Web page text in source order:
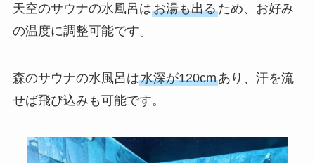
天空のサウナの水風呂はお湯も出るため、お好み
の温度に調整可能です。
森のサウナの水風呂は水深が120cmあり、汗を流
せば飛び込みも可能です。